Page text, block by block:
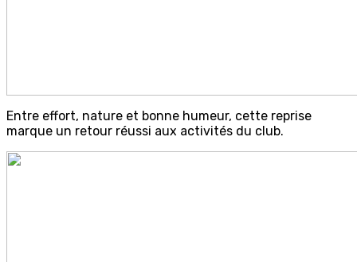
Entre effort, nature et bonne humeur, cette reprise
marque un retour réussi aux activités du club.